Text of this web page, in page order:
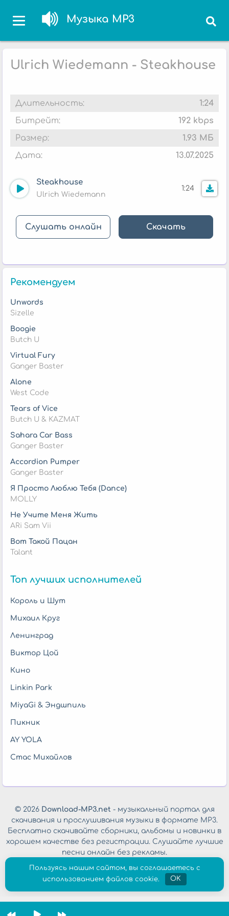
Музыка MP3
Ulrich Wiedemann - Steakhouse
Длительность:
1:24
Битрейт:
192 kbps
Размер:
1.93 МБ
Дата:
13.07.2025
Steakhouse
Ulrich Wiedemann
1:24
Слушать онлайн Скачать
Рекомендуем
Unwords
Sizelle
Boogie
Butch U
Virtual Fury
Ganger Baster
Alone
West Code
Tears of Vice
Butch U & KAZMAT
Sahara Car Bass
Ganger Baster
Accordion Pumper
Ganger Baster
Я Просто Люблю Тебя (Dance)
MOLLY
Не Учите Меня Жить
ARi Sam Vii
Вот Такой Пацан
Talant
Топ лучших исполнителей
Король и Шут
Михаил Круг
Ленинград
Виктор Цой
Кино
Linkin Park
MiyaGi & Эндшпиль
Пикник
AY YOLA
Стас Михайлов
© 2026 Download-MP3.net - музыкальный портал для
скачивания и прослушивания музыки в формате MP3.
Бесплатно скачивайте сборники, альбомы и новинки в
хорошем качестве без регистрации. Слушайте лучшие
песни онлайн без рекламы.
Обратная связь
Политика конфиденциальности
Пользуясь нашим сайтом, вы соглашаетесь с
использованием файлов cookie.
OK